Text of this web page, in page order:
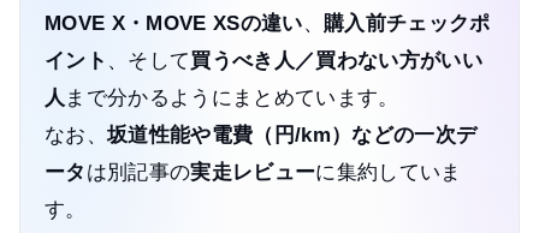
MOVE X・MOVE XSの違い、 購入前チェックポ
イント 、そして買うべき人／買わない方がいい
人 まで分かるようにまとめています。
なお、坂道性能や電費（円/km）などの一次デ
ータ は別記事の実走レビューに集約していま
す。